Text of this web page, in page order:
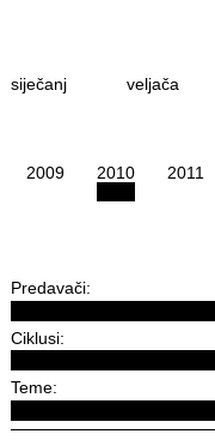
siječanj veljača
2009 2010 2011
Predavači:
Ciklusi:
Teme: